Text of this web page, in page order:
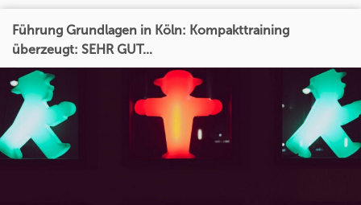
Führung Grundlagen in Köln: Kompakttraining
überzeugt: SEHR GUT...